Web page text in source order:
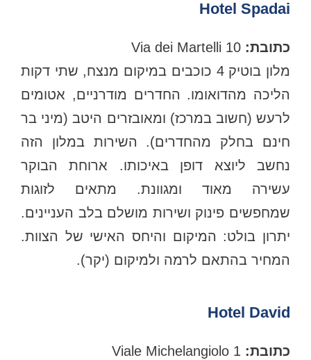
Hotel Spadai
כתובת:Via dei Martelli 10
מלון בוטיק 4 כוכבים במיקום מנצח, שתי דקות
הליכה מהדואומו. החדרים מודרניים, אטומים
לרעש (חשוב במרכז) ומאובזרים היטב (מיני בר
חינם בחלק מהחדרים). השירות במלון הזה
נחשב ליוצא דופן באיכותו. ארוחת הבוקר
עשירה מאוד ומגוונת.
מתאים לזוגות
שמחפשים פינוק ושירות מושלם בלב העניינים.
יתרון בולט: המיקום והיחס האישי של הצוות.
המחיר בהתאם לרמה ולמיקום (יקר).
Hotel David
כתובת:Viale Michelangiolo 1